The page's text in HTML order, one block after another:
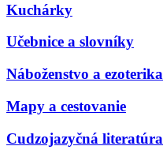
Kuchárky
Učebnice a slovníky
Náboženstvo a ezoterika
Mapy a cestovanie
Cudzojazyčná literatúra